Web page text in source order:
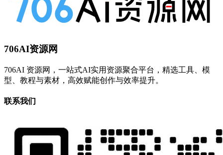
706AI资源网
706AI 资源网，一站式AI实用资源聚合平台，精选工具、模
型、教程与素材，高效赋能创作与效率提升。
联系我们